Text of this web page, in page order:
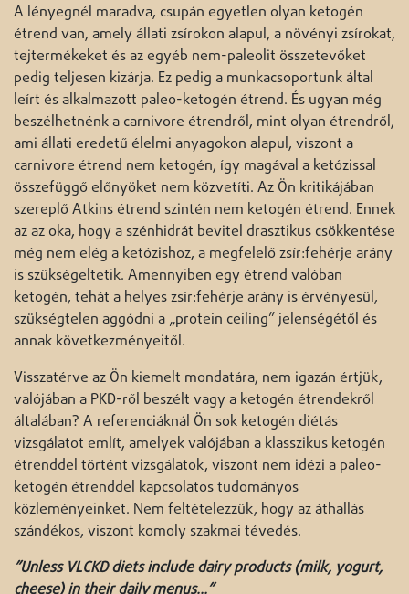
A lényegnél maradva, csupán egyetlen olyan ketogén
étrend van, amely állati zsírokon alapul, a növényi zsírokat,
tejtermékeket és az egyéb nem-paleolit összetevőket
pedig teljesen kizárja. Ez pedig a munkacsoportunk által
leírt és alkalmazott paleo-ketogén étrend. És ugyan még
beszélhetnénk a carnivore étrendről, mint olyan étrendről,
ami állati eredetű élelmi anyagokon alapul, viszont a
carnivore étrend nem ketogén, így magával a ketózissal
összefüggő előnyöket nem közvetíti. Az Ön kritikájában
szereplő Atkins étrend szintén nem ketogén étrend. Ennek
az az oka, hogy a szénhidrát bevitel drasztikus csökkentése
még nem elég a ketózishoz, a megfelelő zsír:fehérje arány
is szükségeltetik. Amennyiben egy étrend valóban
ketogén, tehát a helyes zsír:fehérje arány is érvényesül,
szükségtelen aggódni a „protein ceiling” jelenségétől és
annak következményeitől.
Visszatérve az Ön kiemelt mondatára, nem igazán értjük,
valójában a PKD-ről beszélt vagy a ketogén étrendekről
általában? A referenciáknál Ön sok ketogén diétás
vizsgálatot említ, amelyek valójában a klasszikus ketogén
étrenddel történt vizsgálatok, viszont nem idézi a paleo-
ketogén étrenddel kapcsolatos tudományos
közleményeinket. Nem feltételezzük, hogy az áthallás
szándékos, viszont komoly szakmai tévedés.
”Unless VLCKD diets include dairy products (milk, yogurt,